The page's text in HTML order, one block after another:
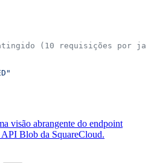
(10 requisições por
visão abrangente do endpoint
Blob da SquareCloud.